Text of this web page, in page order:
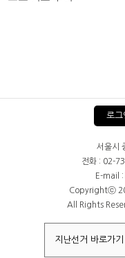
로그
서울시
전화 : 02-
E-mail
Copyrightⓒ
All Rights